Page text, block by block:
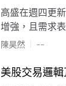
高盛在週四更
增強，且需求
蘭特原油均價
其影響低於預
陳昊然 --
美股交易邏